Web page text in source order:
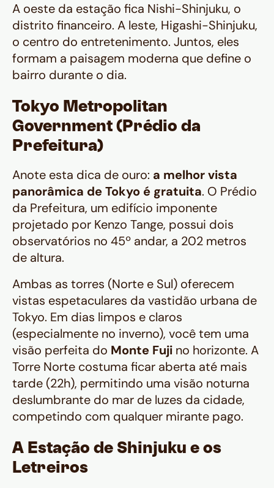
A oeste da estação fica Nishi-Shinjuku, o
distrito financeiro. A leste, Higashi-Shinjuku,
o centro do entretenimento. Juntos, eles
formam a paisagem moderna que define o
bairro durante o dia.
Tokyo Metropolitan
Government (Prédio da
Prefeitura)
Anote esta dica de ouro: a melhor vista
panorâmica de Tokyo é gratuita. O Prédio
da Prefeitura, um edifício imponente
projetado por Kenzo Tange, possui dois
observatórios no 45º andar, a 202 metros
de altura.
Ambas as torres (Norte e Sul) oferecem
vistas espetaculares da vastidão urbana de
Tokyo. Em dias limpos e claros
(especialmente no inverno), você tem uma
visão perfeita do Monte Fuji no horizonte. A
Torre Norte costuma ficar aberta até mais
tarde (22h), permitindo uma visão noturna
deslumbrante do mar de luzes da cidade,
competindo com qualquer mirante pago.
A Estação de Shinjuku e os
Letreiros